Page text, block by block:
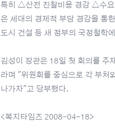
특히 △산전 진찰비용 경감 △수요
은 세대의 경제적 부담 경감을
도시 건설 등 새 정부의 국정철학
김성이 장관은 18일 첫 회의를 주
라며 "위원회를 중심으로 각 부처
나가자"고 당부했다.
<복지타임즈 2008-04-18>